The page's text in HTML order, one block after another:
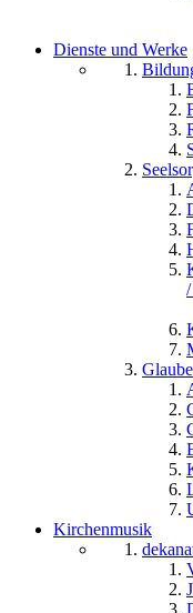
Dienste und Werke
Kirchenmusik